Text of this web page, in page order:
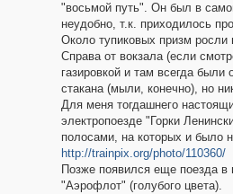
"восьмой путь". Он был в
неудобно, т.к. приходилось
Около тупиковых призм
Справа от вокзала (если
газировкой и там всегда
стакана (мыли, конечно), но
Для меня тогдашнего
электропоезде "Горки
полосами, на которых и было
http://trainpix.org/photo/110360/
Позже появился еще поезда в
"Аэрофлот" (голубого цвета).